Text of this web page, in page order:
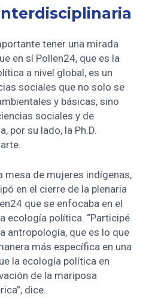
tener una mirada
en sí Pollen24, que es la
a nivel global, es un
sociales que no solo se
y básicas, sino
sociales y de
por su lado, la Ph.D.
mesa de mujeres indígenas,
en el cierre de la plenaria
que se enfocaba en el
ecología política. “Participé
antropología, que es lo que
más específica en una
la ecología política en
de la mariposa
dice.